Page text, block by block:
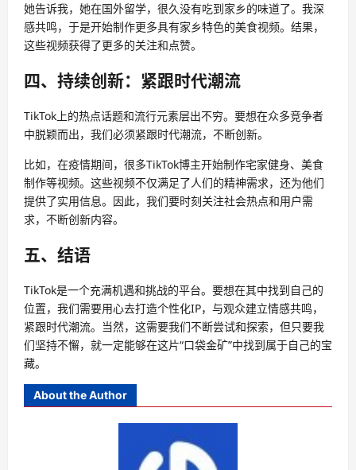
她告诉我，她在国外留学，很久没有吃到家乡的味道了。我深
感共鸣，于是开始制作更多具有家乡特色的美食视频。结果，
这些视频获得了更多的关注和点赞。
四、持续创新：紧跟时代潮流
TikTok上的热点话题和流行元素层出不穷。要想在众多竞争者
中脱颖而出，我们必须紧跟时代潮流，不断创新。
比如，在疫情期间，很多TikTok博主开始制作宅家健身、美食
制作等视频。这些视频不仅满足了人们的精神需求，还为他们
提供了实用信息。因此，我们要时刻关注社会热点和用户需
求，不断创新内容。
五、结语
TikTok是一个充满机遇和挑战的平台。要想在其中找到自己的
位置，我们需要用心去打造个性化IP，与观众建立情感共鸣，
紧跟时代潮流。当然，这需要我们不断尝试和探索，但只要我
们坚持不懈，就一定能够在这片“口袋金矿”中找到属于自己的宝
藏。
About the Author